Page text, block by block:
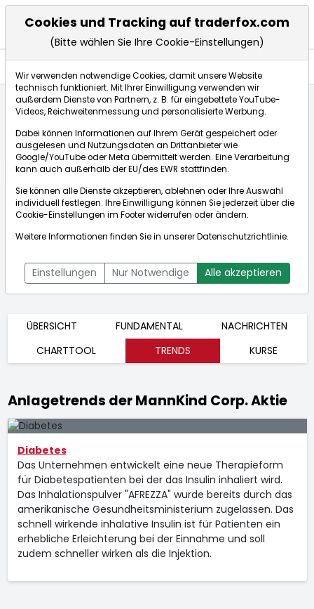
Börse:
US56400P7069]
Aktienkurse
Bid:3,803$Ask:3,850$
ÜBERSICHT FUNDAMENTAL
NACHRICHTEN
CHARTTOOL
TRENDS KURSE
Anlagetrends der MannKind Corp. Aktie
Diabetes
Das Unternehmen entwickelt eine neue Therapieform
für Diabetespatienten bei der das Insulin inhaliert wird.
Das Inhalationspulver "AFREZZA" wurde bereits durch das
amerikanische Gesundheitsministerium zugelassen. Das
schnell wirkende inhalative Insulin ist für Patienten ein
erhebliche Erleichterung bei der Einnahme und soll
zudem schneller wirken als die Injektion.
Cookies und Tracking auf traderfox.com
(Bitte wählen Sie Ihre Cookie-Einstellungen)
Wir verwenden notwendige Cookies, damit unsere Website
technisch funktioniert. Mit Ihrer Einwilligung verwenden wir
außerdem Dienste von Partnern, z. B. für eingebettete YouTube-
Videos, Reichweitenmessung und personalisierte Werbung.
Dabei können Informationen auf Ihrem Gerät gespeichert oder
ausgelesen und Nutzungsdaten an Drittanbieter wie
Google/YouTube oder Meta übermittelt werden. Eine Verarbeitung
kann auch außerhalb der EU/des EWR stattfinden.
Sie können alle Dienste akzeptieren, ablehnen oder Ihre Auswahl
individuell festlegen. Ihre Einwilligung können Sie jederzeit über die
Cookie-Einstellungen im Footer widerrufen oder ändern.
Weitere Informationen finden Sie in unsererDatenschutzrichtlinie.
Einstellungen Nur Notwendige Alle akzeptieren